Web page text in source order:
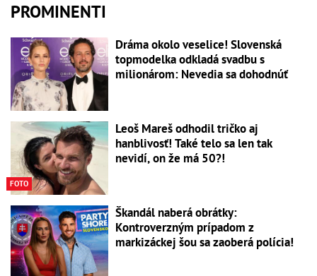
PROMINENTI
Dráma okolo veselice! Slovenská
topmodelka odkladá svadbu s
milionárom: Nevedia sa dohodnúť
FOTO
Leoš Mareš odhodil tričko aj
hanblivosť! Také telo sa len tak
nevidí, on že má 50?!
Škandál naberá obrátky:
Kontroverzným prípadom z
markizáckej šou sa zaoberá polícia!